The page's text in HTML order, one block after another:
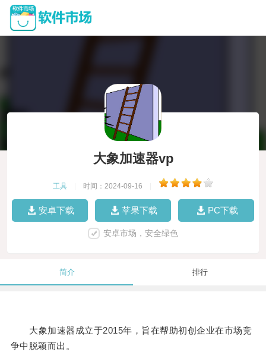
大象加速器vp
工具 时间：2024-09-16
安卓下载 苹果下载 PC下载
安卓市场，安全绿色
简介 排行
大象加速器成立于2015年，旨在帮助初创企业在市场竞
争中脱颖而出。